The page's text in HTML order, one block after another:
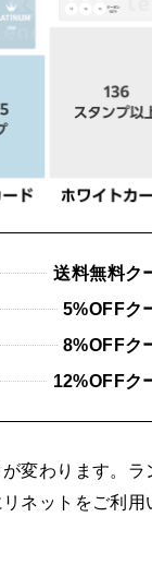
送料無料ク
5%OFFク
8%OFFク
12%OFFク
変わります。ラ
ネットをご利用